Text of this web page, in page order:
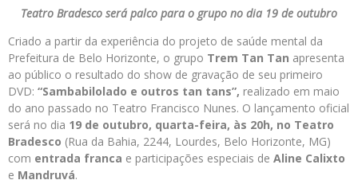
Teatro Bradesco será palco para o grupo no dia 19 de outubro
Criado a partir da experiência do projeto de saúde mental da
Prefeitura de Belo Horizonte, o grupo Trem Tan Tan apresenta
ao público o resultado do show de gravação de seu primeiro
DVD: “Sambabilolado e outros tan tans”, realizado em maio
do ano passado no Teatro Francisco Nunes. O lançamento oficial
será no dia 19 de outubro, quarta-feira, às 20h, no Teatro
Bradesco (Rua da Bahia, 2244, Lourdes, Belo Horizonte, MG)
com entrada franca e participações especiais de Aline Calixto
e Mandruvá.